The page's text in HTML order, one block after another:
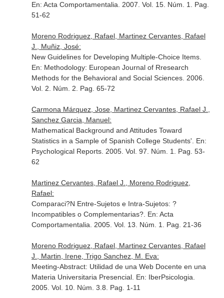
En: Acta Comportamentalia . 2007. Vol. 15. Núm. 1. Pag.
51-62
Moreno Rodriguez, Rafael, Martinez Cervantes, Rafael
J., Muñiz, José:
New Guidelines for Developing Multiple-Choice Items.
En: Methodology: European Journal of Rresearch
Methods for the Behavioral and Social Sciences. 2006.
Vol. 2. Núm. 2. Pag. 65-72
Carmona Márquez, Jose, Martinez Cervantes, Rafael J.,
Sanchez Garcia, Manuel:
Mathematical Background and Attitudes Toward
Statistics in a Sample of Spanish College Students'. En:
Psychological Reports. 2005. Vol. 97. Núm. 1. Pag. 53-
62
Martinez Cervantes, Rafael J., Moreno Rodriguez,
Rafael:
Comparaci?N Entre-Sujetos e Intra-Sujetos: ?
Incompatibles o Complementarias?. En: Acta
Comportamentalia . 2005. Vol. 13. Núm. 1. Pag. 21-36
Moreno Rodriguez, Rafael, Martinez Cervantes, Rafael
J., Martin, Irene, Trigo Sanchez, M. Eva:
Meeting-Abstract: Utilidad de una Web Docente en una
Materia Universitaria Presencial. En: IberPsicologia
2005. Vol. 10. Núm. 3.8. Pag. 1-11